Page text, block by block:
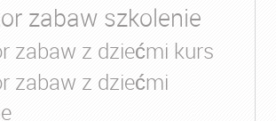
zabaw szkolenie
zabaw z dziećmi kurs
zabaw z dziećmi